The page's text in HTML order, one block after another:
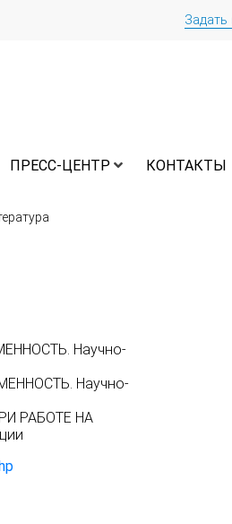
Задать
ПРЕСС-ЦЕНТР КОНТАКТЫ
Научно-
Научно-
РАБОТЕ НА